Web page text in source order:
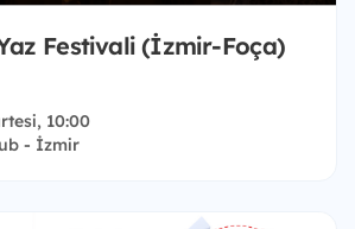
Festivali (İzmir-Foça)
10:00
- İzmir